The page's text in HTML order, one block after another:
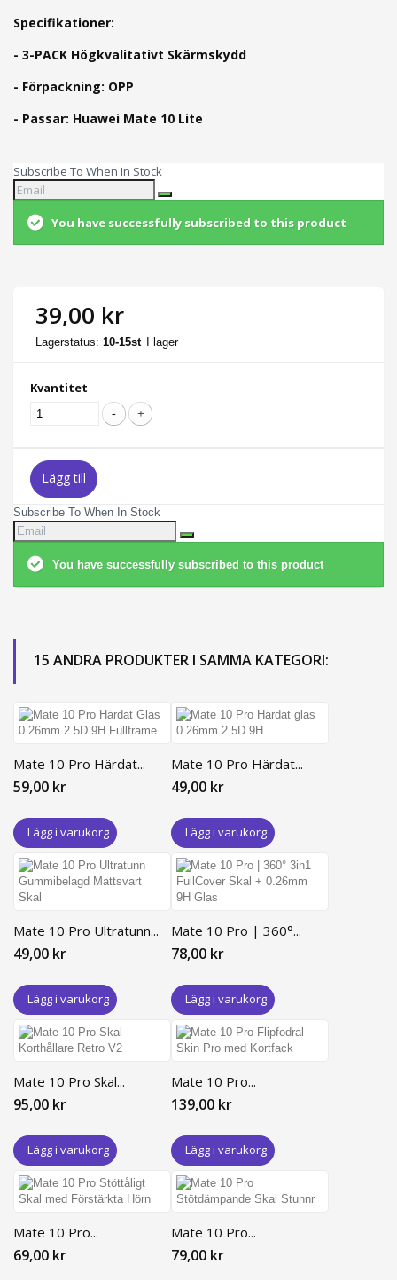
Specifikationer:
- 3-PACK Högkvalitativt Skärmskydd
- Förpackning: OPP
- Passar: Huawei Mate 10 Lite
Subscribe To When In Stock
You have successfully subscribed to this product
39,00 kr
Lagerstatus: 10-15st I lager
Kvantitet
Lägg till
Subscribe To When In Stock
You have successfully subscribed to this product
15 ANDRA PRODUKTER I SAMMA KATEGORI:
Mate 10 Pro Härdat...
59,00 kr
Lägg i varukorg
Mate 10 Pro Härdat...
49,00 kr
Lägg i varukorg
Mate 10 Pro Ultratunn...
49,00 kr
Lägg i varukorg
Mate 10 Pro | 360°...
78,00 kr
Lägg i varukorg
Mate 10 Pro Skal...
95,00 kr
Lägg i varukorg
Mate 10 Pro...
139,00 kr
Lägg i varukorg
Mate 10 Pro...
69,00 kr
Mate 10 Pro...
79,00 kr